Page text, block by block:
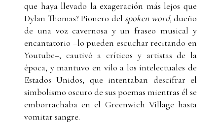
que haya llevado la exageración más lejos que
Dylan Thomas? Pionero del spoken word, dueño
de una voz cavernosa y un fraseo musical y
encantatorio –lo pueden escuchar recitando en
Youtube–, cautivó a críticos y artistas de la
época, y mantuvo en vilo a los intelectuales de
Estados Unidos, que intentaban descifrar el
simbolismo oscuro de sus poemas mientras él se
emborrachaba en el Greenwich Village hasta
vomitar sangre.